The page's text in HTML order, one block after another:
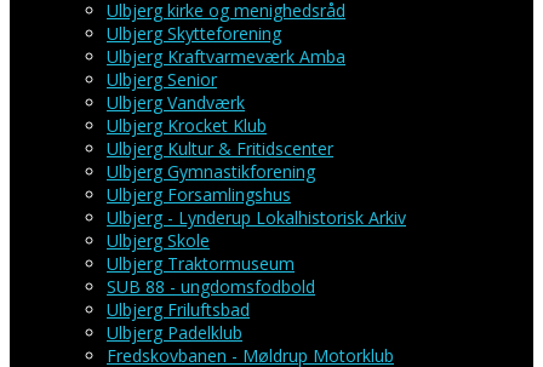
Ulbjerg kirke og menighedsråd
Ulbjerg Skytteforening
Ulbjerg Kraftvarmeværk Amba
Ulbjerg Senior
Ulbjerg Vandværk
Ulbjerg Krocket Klub
Ulbjerg Kultur & Fritidscenter
Ulbjerg Gymnastikforening
Ulbjerg Forsamlingshus
Ulbjerg - Lynderup Lokalhistorisk Arkiv
Ulbjerg Skole
Ulbjerg Traktormuseum
SUB 88 - ungdomsfodbold
Ulbjerg Friluftsbad
Ulbjerg Padelklub
Fredskovbanen - Møldrup Motorklub